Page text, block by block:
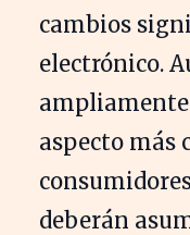
cambios
electrónico.
ampliamente
aspecto más
deberán